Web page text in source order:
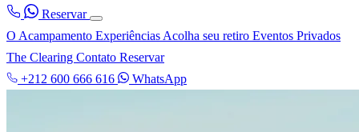
Reservar
O Acampamento Experiências Acolha seu retiro Eventos Privados
The Clearing Contato Reservar
+212 600 666 616
WhatsApp